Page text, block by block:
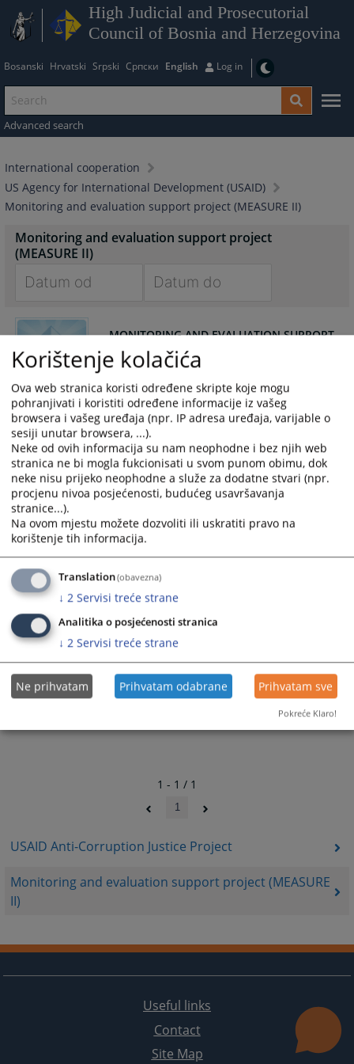
High Judicial and Prosecutorial
Council of Bosnia and Herzegovina
Bosanski Hrvatski Srpski Српски English Log in
Advanced search
International cooperation
US Agency for International Development (USAID)
Monitoring and evaluation support project (MEASURE II)
USAID Anti-Corruption Justice Project
Monitoring and evaluation support project (MEASURE
II)
Monitoring and evaluation support project
(MEASURE II)
forward
interact
the
calendar
and
select
a
date.
Press
the
question
mark
key
to
the
keyboard
for
changing
interact
the
calendar
and
select
a
date.
Press
the
mark
key
get
the
keyboard
for
changing
MONITORING AND EVALUATION SUPPORT
ACTIVITY (MEASURE II)
PROJEKAT PODRŠKE MONITORINGU I EVALUACIJI (MEASURE-
BIH)
1 - 1 / 1
1
Useful links
Contact
Site Map
Korištenje kolačića
Ova web stranica koristi određene skripte koje mogu
pohranjivati i koristiti određene informacije iz vašeg
browsera i vašeg uređaja (npr. IP adresa uređaja, varijable o
sesiji unutar browsera, ...).
Neke od ovih informacija su nam neophodne i bez njih web
stranica ne bi mogla fukcionisati u svom punom obimu, dok
neke nisu prijeko neophodne a služe za dodatne stvari (npr.
procjenu nivoa posjećenosti, budućeg usavršavanja
stranice...).
Na ovom mjestu možete dozvoliti ili uskratiti pravo na
korištenje tih informacija.
Translation(obavezna)
↓ 2 Servisi treće strane
Analitika o posjećenosti stranica
↓ 2 Servisi treće strane
Ne prihvatam Prihvatam odabrane Prihvatam sve
Pokreće Klaro!